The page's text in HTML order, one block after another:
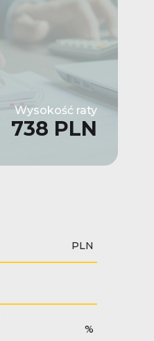
Wysokość raty
738 PLN
PLN
%